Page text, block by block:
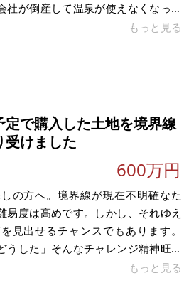
社が倒産して温泉が使えなくなった
に更地にし、現在に至ります。 別
観光の拠点とするにも便利な場所
建設地としていかがでしょう。 現
草はお願いしてありますのできれい
距
もっと見る
で購入した土地を境界線
受けました
600万円
の方へ。境界線が現在不明確なた
易度は高めです。しかし、それゆえ
見出せるチャンスでもあります。
うした」そんなチャレンジ精神旺盛
だきたい一筆です。「御用邸も近く
もっと見る